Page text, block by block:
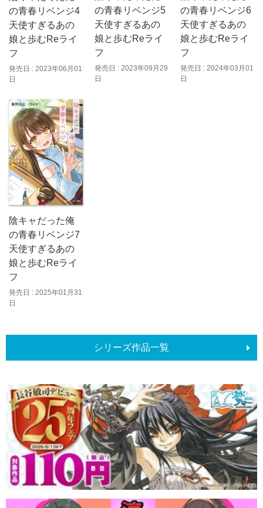
の青春リベンジ4
天使すぎるあの
娘と歩むReライ
フ
発売日 : 2023年06月01
日
の青春リベンジ5
天使すぎるあの
娘と歩むReライ
フ
発売日 : 2023年09月29
日
の青春リベンジ6
天使すぎるあの
娘と歩むReライ
フ
発売日 : 2024年03月01
日
陰キャだった俺
の青春リベンジ7
天使すぎるあの
娘と歩むReライ
フ
発売日 : 2025年01月31
日
シリーズ作品一覧